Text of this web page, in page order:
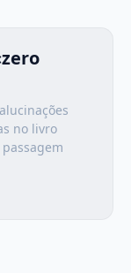
no livro